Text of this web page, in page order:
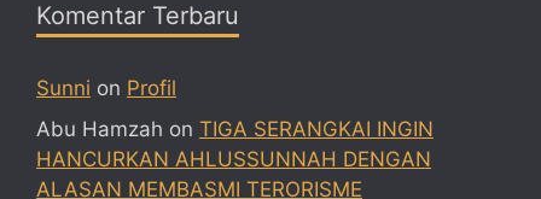
Komentar Terbaru
Sunni on Profil
Abu Hamzah on TIGA SERANGKAI INGIN
HANCURKAN AHLUSSUNNAH DENGAN
ALASAN MEMBASMI TERORISME